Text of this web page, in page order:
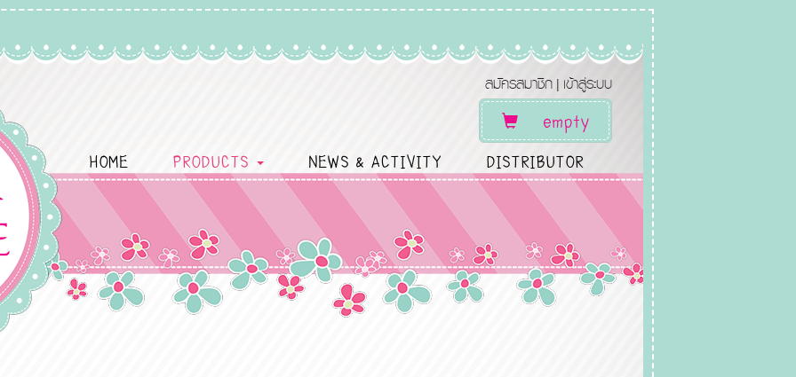
สมัครสมาชิก | เข้าสู่ระบบ
empty
HOME
PRODUCTS NEWS & ACTIVITY DISTRIBUTOR